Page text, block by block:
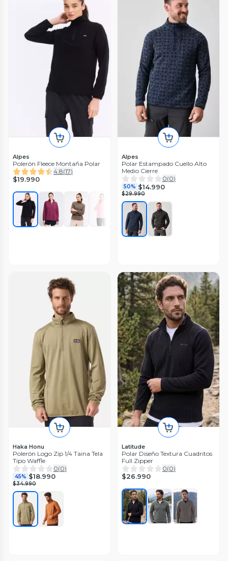
Alpes
Polerón Fleece Montaña Polar
4.8(17)
$19.990
Alpes
Polar Estampado Cuello Alto
Medio Cierre
0(0)
50% $14.990
$29.990
Haka Honu
Polerón Logo Zip 1/4 Taina Tela
Tipo Waffle
0(0)
45% $18.990
$34.990
Latitude
Polar Diseño Textura Cuadritos
Full Zipper
0(0)
$26.990